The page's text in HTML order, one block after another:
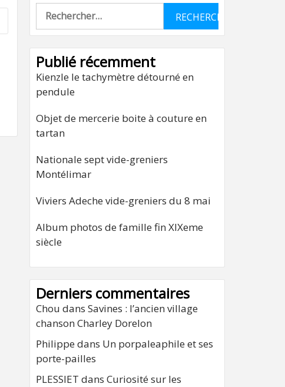
Rechercher :
Publié récemment
Kienzle le tachymètre détourné en
pendule
Objet de mercerie boite à couture en
tartan
Nationale sept vide-greniers
Montélimar
Viviers Adeche vide-greniers du 8 mai
Album photos de famille fin XIXeme
siècle
Derniers commentaires
Chou dans Savines : l’ancien village
chanson Charley Dorelon
Philippe dans Un porpaleaphile et ses
porte-pailles
PLESSIET dans Curiosité sur les